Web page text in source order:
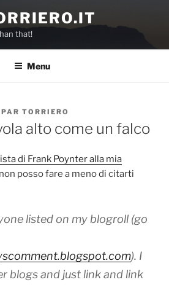
that!
Menu
TORRIERO
alto come un falco
di Frank Poynter alla mia
posso fare a meno di citarti
listed on my blogroll (go
). I
blogs and just link and link